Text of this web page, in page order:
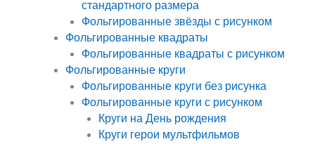
стандартного размера
Фольгированные звёзды с рисунком
Фольгированные квадраты
Фольгированные квадраты с рисунком
Фольгированные круги
Фольгированные круги без рисунка
Фольгированные круги с рисунком
Круги на День рождения
Круги герои мультфильмов